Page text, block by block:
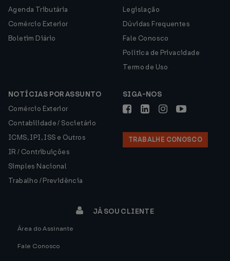
Agenda Tributária
Comércio Exterior
Boletim Diário
Legislação
Dúvidas Frequentes
Fale Conosco
Política de Privacidade
Termo de Uso
NOTÍCIAS POR ASSUNTO
Comércio Exterior
Contabilidade / Societário
ICMS, IPI, ISS e Outros
IR / Contribuições
Simples Nacional
Trabalho / Previdência
SIGA-NOS
TRABALHE CONOSCO
JÁ SOU CLIENTE
Área do Assinante
Fale Conosco